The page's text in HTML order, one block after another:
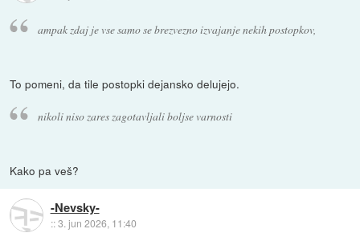
ampak zdaj je vse samo se brezvezno izvajanje nekih postopkov,
To pomeni, da tile postopki dejansko delujejo.
nikoli niso zares zagotavljali boljse varnosti
Kako pa veš?
-Nevsky-
::3. jun 2026, 11:40